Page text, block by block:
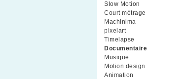
Slow Motion
Court métrage
Machinima
pixelart(10)
Timelapse
Documentaire
Musique
Motion design
Animation